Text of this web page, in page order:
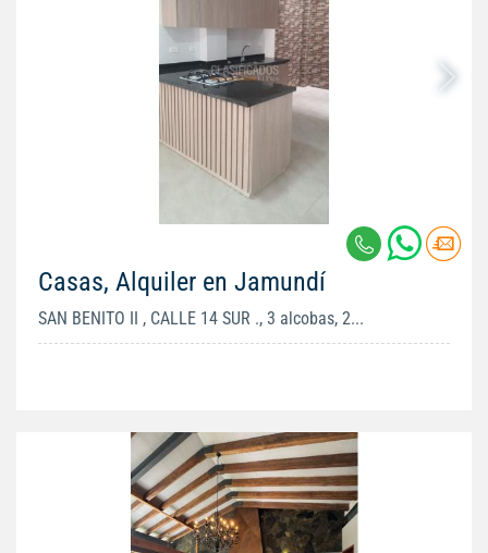
Casas, Alquiler en Jamundí
SAN BENITO II , CALLE 14 SUR ., 3 alcobas, 2...